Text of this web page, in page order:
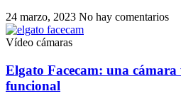
24 marzo, 2023 No hay comentarios
Vídeo cámaras
Elgato Facecam: una
funcional